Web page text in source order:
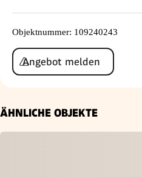
Objektnummer: 109240243
Angebot melden
ÄHNLICHE OBJEKTE